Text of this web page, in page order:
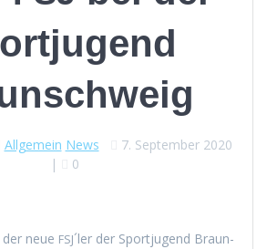
Allgemein News
7. September 2020
|
0
neue FSJ´ler der Sportju­gend Braun­